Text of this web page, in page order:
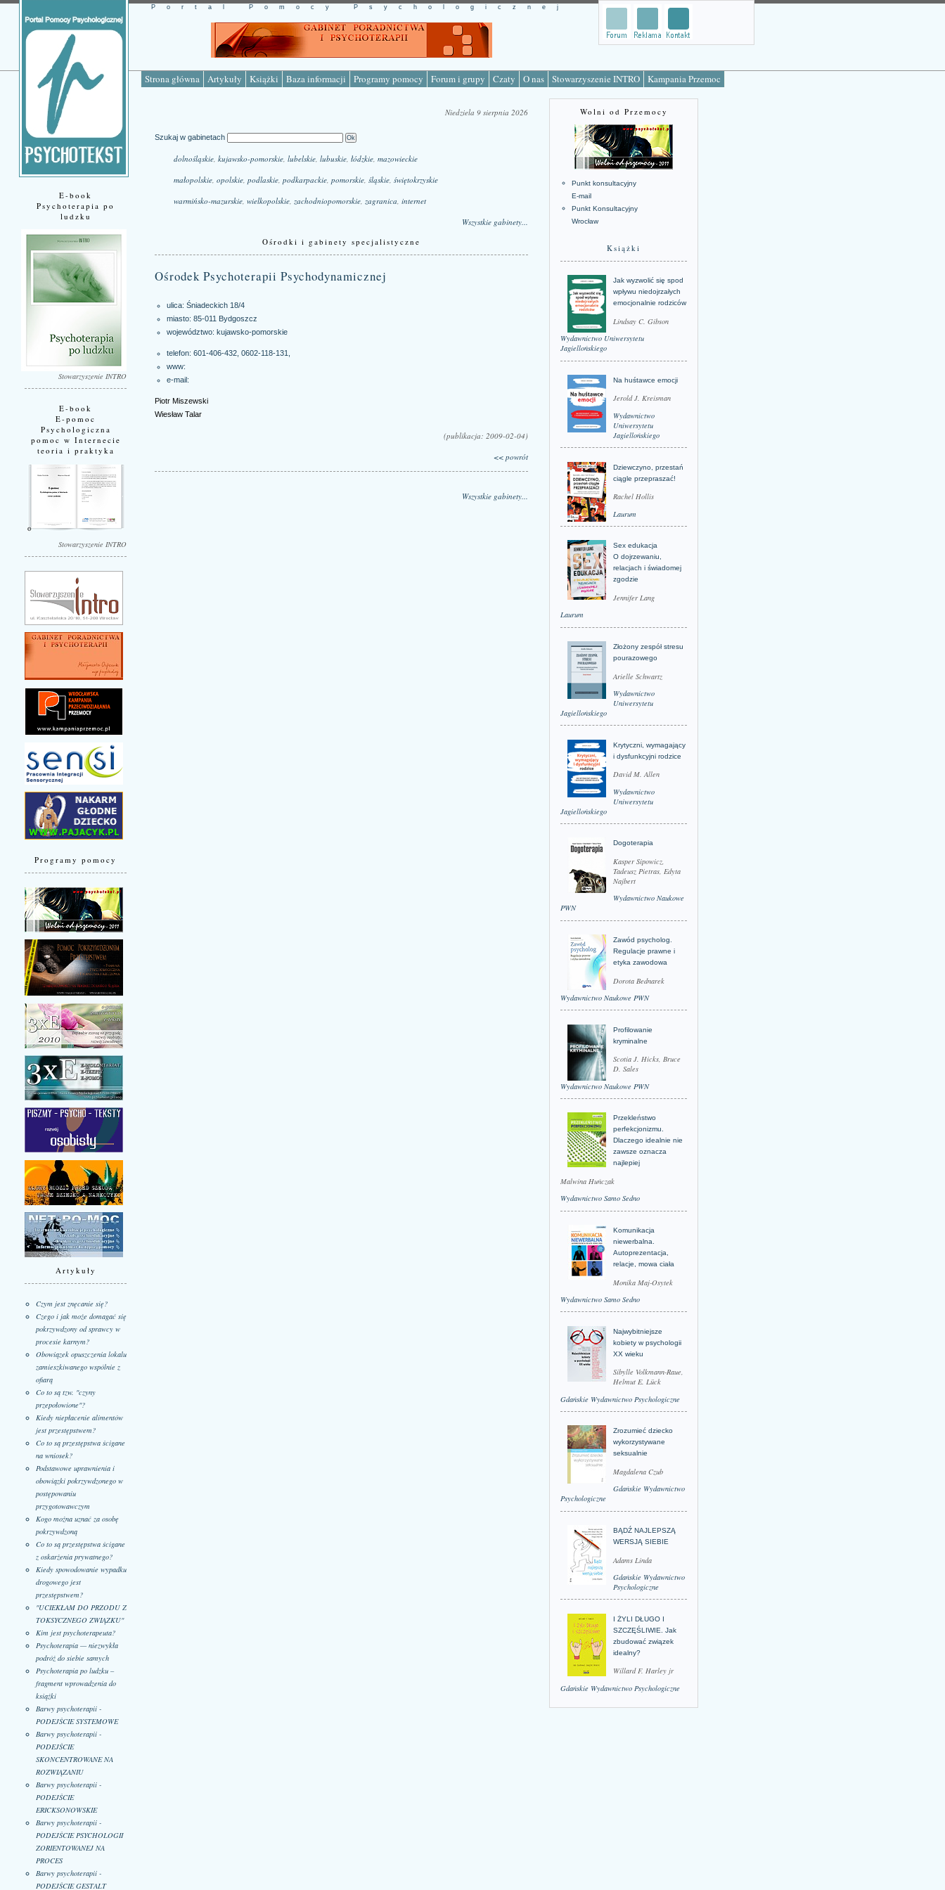
Strona główna Artykuły Książki Baza informacji Programy pomocy Forum i grupy Czaty O nas Stowarzyszenie INTRO Kampania Przemoc
Portal Pomocy Psychologicznej
E-book
Psychoterapia po
ludzku
Stowarzyszenie INTRO
E-book
E-pomoc
Psychologiczna
pomoc w Internecie
teoria i praktyka
Stowarzyszenie INTRO
Programy pomocy
Artykuły
Czym jest znęcanie się?
Czego i jak może domagać się
pokrzywdzony od sprawcy w
procesie karnym?
Obowiązek opuszczenia lokalu
zamieszkiwanego wspólnie z
ofiarą
Co to są tzw. "czyny
przepołowione"?
Kiedy niepłacenie alimentów
jest przestępstwem?
Co to są przestępstwa ścigane
na wniosek?
Podstawowe uprawnienia i
obowiązki pokrzywdzonego w
postępowaniu
przygotowawczym
Kogo można uznać za osobę
pokrzywdzoną
Co to są przestępstwa ścigane
z oskarżenia prywatnego?
Kiedy spowodowanie wypadku
drogowego jest
przestępstwem?
"UCIEKŁAM DO PRZODU Z
TOKSYCZNEGO ZWIĄZKU"
Kim jest psychoterapeuta?
Psychoterapia — niezwykła
podróż do siebie samych
Psychoterapia po ludzku –
fragment wprowadzenia do
książki
Barwy psychoterapii -
PODEJŚCIE SYSTEMOWE
Barwy psychoterapii -
PODEJŚCIE
SKONCENTROWANE NA
ROZWIĄZANIU
Barwy psychoterapii -
PODEJŚCIE
ERICKSONOWSKIE
Barwy psychoterapii -
PODEJŚCIE PSYCHOLOGII
ZORIENTOWANEJ NA
PROCES
Barwy psychoterapii -
PODEJŚCIE GESTALT
Niedziela 9 sierpnia 2026
Szukaj w gabinetach
dolnośląskie, kujawsko-pomorskie, lubelskie, lubuskie, łódzkie, mazowieckie
małopolskie, opolskie, podlaskie, podkarpackie, pomorskie, śląskie, świętokrzyskie
warmińsko-mazurskie, wielkopolskie, zachodniopomorskie, zagranica, internet
Wszystkie gabinety...
Ośrodki i gabinety specjalistyczne
Ośrodek Psychoterapii Psychodynamicznej
ulica: Śniadeckich 18/4
miasto: 85-011 Bydgoszcz
województwo: kujawsko-pomorskie
telefon: 601-406-432, 0602-118-131,
www:
e-mail:
Piotr Miszewski
Wiesław Talar
(publikacja: 2009-02-04)
<< powrót
Wszystkie gabinety...
Wolni od Przemocy
Punkt konsultacyjny
E-mail
Punkt Konsultacyjny
Wrocław
Książki
Jak wyzwolić się spod
wpływu niedojrzałych
emocjonalnie rodziców
Lindsay C. Gibson
Wydawnictwo Uniwersytetu
Jagiellońskiego
Na huśtawce emocji
Jerold J. Kreisman
Wydawnictwo
Uniwersytetu
Jagiellońskiego
Dziewczyno, przestań
ciągle przepraszać!
Rachel Hollis
Laurum
Sex edukacja
O dojrzewaniu,
relacjach i świadomej
zgodzie
Jennifer Lang
Laurum
Złożony zespół stresu
pourazowego
Arielle Schwartz
Wydawnictwo
Uniwersytetu
Jagiellońskiego
Krytyczni, wymagający
i dysfunkcyjni rodzice
David M. Allen
Wydawnictwo
Uniwersytetu
Jagiellońskiego
Dogoterapia
Kasper Sipowicz,
Tadeusz Pietras, Edyta
Najbert
Wydawnictwo Naukowe
PWN
Zawód psycholog.
Regulacje prawne i
etyka zawodowa
Dorota Bednarek
Wydawnictwo Naukowe PWN
Profilowanie
kryminalne
Scotia J. Hicks, Bruce
D. Sales
Wydawnictwo Naukowe PWN
Przekleństwo
perfekcjonizmu.
Dlaczego idealnie nie
zawsze oznacza
najlepiej
Malwina Huńczak
Wydawnictwo Samo Sedno
Komunikacja
niewerbalna.
Autoprezentacja,
relacje, mowa ciała
Monika Maj-Osytek
Wydawnictwo Samo Sedno
Najwybitniejsze
kobiety w psychologii
XX wieku
Sibylle Volkmann-Raue,
Helmut E. Lück
Gdańskie Wydawnictwo Psychologiczne
Zrozumieć dziecko
wykorzystywane
seksualnie
Magdalena Czub
Gdańskie Wydawnictwo
Psychologiczne
BĄDŹ NAJLEPSZĄ
WERSJĄ SIEBIE
Adams Linda
Gdańskie Wydawnictwo
Psychologiczne
I ŻYLI DŁUGO I
SZCZĘŚLIWIE. Jak
zbudować związek
idealny?
Willard F. Harley jr
Gdańskie Wydawnictwo Psychologiczne